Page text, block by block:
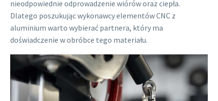
nieodpowiednie odprowadzenie wiórów oraz ciepła.
Dlatego poszukując wykonawcy elementów CNC z
aluminium warto wybierać partnera, który ma
doświadczenie w obróbce tego materiału.